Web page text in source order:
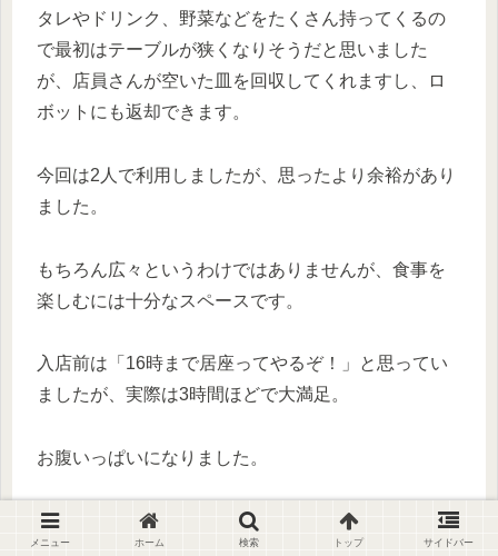
タレやドリンク、野菜などをたくさん持ってくるの
で最初はテーブルが狭くなりそうだと思いました
が、店員さんが空いた皿を回収してくれますし、ロ
ボットにも返却できます。
今回は2人で利用しましたが、思ったより余裕があり
ました。
もちろん広々というわけではありませんが、食事を
楽しむには十分なスペースです。
入店前は「16時まで居座ってやるぞ！」と思ってい
ましたが、実際は3時間ほどで大満足。
お腹いっぱいになりました。
今回はランチ利用だったのでお寿司はありませんで
したが、ディナーコースではお寿司も食べ放題にな
メニュー ホーム 検索 トップ サイドバー